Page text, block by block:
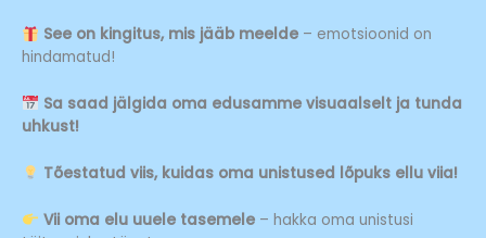
See on kingitus, mis jääb meelde – emotsioonid on
hindamatud!
Sa saad jälgida oma edusamme visuaalselt ja tunda
uhkust!
Tõestatud viis, kuidas oma unistused lõpuks ellu viia!
Vii oma elu uuele tasemele – hakka oma unistusi